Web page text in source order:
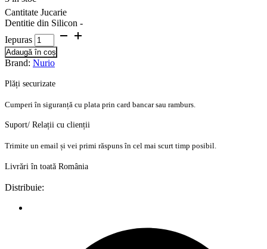
Cantitate Jucarie
Dentitie din Silicon -
Iepuras
Adaugă în coș
Brand: Nurio
Plăți securizate
Cumperi în siguranță cu plata prin card bancar sau ramburs.
Suport/ Relații cu clienții
Trimite un email și vei primi răspuns în cel mai scurt timp posibil.
Livrări în toată România
Distribuie: